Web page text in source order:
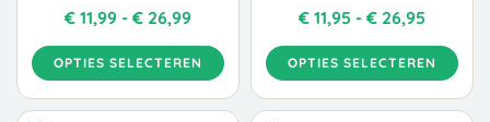
€ 11,99 - € 26,99
OPTIES SELECTEREN
€ 11,95 - € 26,95
OPTIES SELECTEREN